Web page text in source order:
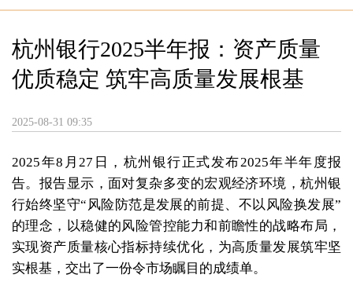
杭州银行2025半年报：资产质量
优质稳定 筑牢高质量发展根基
2025-08-31 09:35
2025年8月27日，杭州银行正式发布2025年半年度报
告。报告显示，面对复杂多变的宏观经济环境，杭州银
行始终坚守“风险防范是发展的前提、不以风险换发展”
的理念，以稳健的风险管控能力和前瞻性的战略布局，
实现资产质量核心指标持续优化，为高质量发展筑牢坚
实根基，交出了一份令市场瞩目的成绩单。